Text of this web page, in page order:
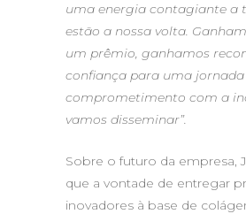
uma energia contagiante a
estão a nossa volta.
um prêmio, ganhamos
confiança para uma
comprometimento com a
vamos disseminar”.
Sobre o futuro da empresa,
que a vontade de entregar
inovadores à base de